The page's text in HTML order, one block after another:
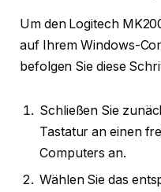
Um den Logitech
auf Ihrem Windows-
befolgen Sie diese
Schließen Sie
Tastatur an einen
Computers an.
Wählen Sie das